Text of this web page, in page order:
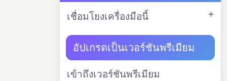
เชื่อมโยงเครื่องมือนี้
อัปเกรดเป็นเวอร์ชันพรีเมียม
เข้าถึงเวอร์ชันพรีเมียม